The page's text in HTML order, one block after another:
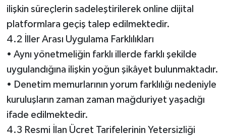
ilişkin süreçlerin sadeleştirilerek online dijital
platformlara geçiş talep edilmektedir.
4.2 İller Arası Uygulama Farklılıkları
• Aynı yönetmeliğin farklı illerde farklı şekilde
uygulandığına ilişkin yoğun şikâyet bulunmaktadır.
• Denetim memurlarının yorum farklılığı nedeniyle
kuruluşların zaman zaman mağduriyet yaşadığı
ifade edilmektedir.
4.3 Resmi İlan Ücret Tarifelerinin Yetersizliği